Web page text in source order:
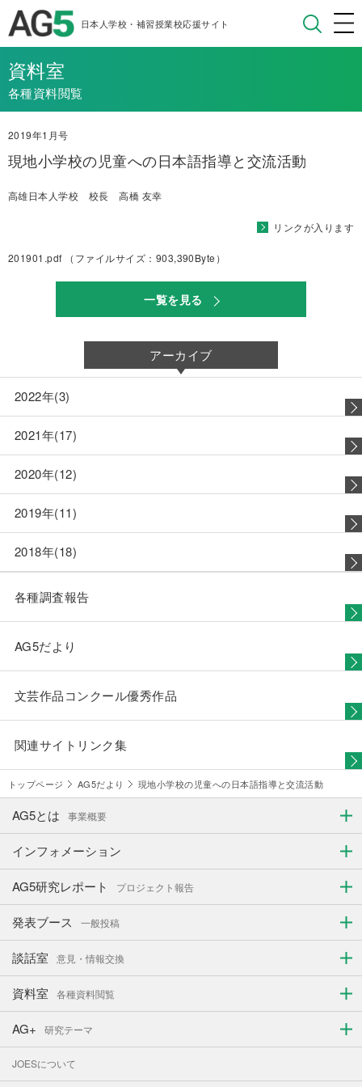
日本人学校・補習授業校応援サイト
資料室
各種資料閲覧
2019年1月号
現地小学校の児童への日本語指導と交流活動
高雄日本人学校 校長 高橋 友幸
リンクが入ります
201901.pdf （ファイルサイズ：903,390Byte）
一覧を見る
アーカイブ
2022年(3)
2021年(17)
2020年(12)
2019年(11)
2018年(18)
各種調査報告
AG5だより
文芸作品コンクール優秀作品
関連サイトリンク集
トップページ AG5だより 現地小学校の児童への日本語指導と交流活動
AG5とは 事業概要
インフォメーション
AG5研究レポート プロジェクト報告
発表ブース 一般投稿
談話室 意見・情報交換
資料室 各種資料閲覧
AG+ 研究テーマ
JOESについて